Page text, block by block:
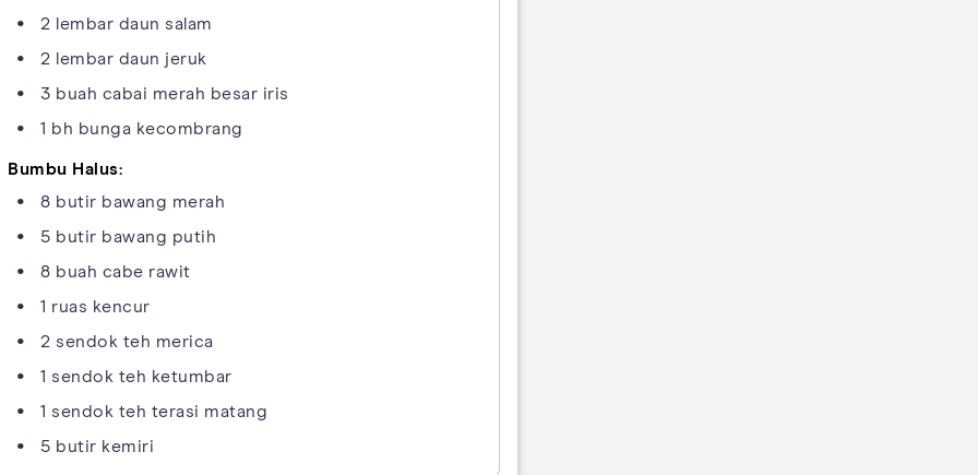
2 lembar daun salam
2 lembar daun jeruk
3 buah cabai merah besar iris
1 bh bunga kecombrang
Bumbu Halus:
8 butir bawang merah
5 butir bawang putih
8 buah cabe rawit
1 ruas kencur
2 sendok teh merica
1 sendok teh ketumbar
1 sendok teh terasi matang
5 butir kemiri